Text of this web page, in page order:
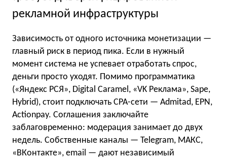
рекламной инфраструктуры
Зависимость от одного источника монетизации —
главный риск в период пика. Если в нужный
момент система не успевает отработать спрос,
деньги просто уходят. Помимо программатика
(«Яндекс РСЯ», Digital Caramel, «VK Реклама», Sape,
Hybrid), стоит подключать CPA-сети — Admitad, EPN,
Actionpay. Соглашения заключайте
заблаговременно: модерация занимает до двух
недель. Собственные каналы — Telegram, МАКС,
«ВКонтакте», email — дают независимый